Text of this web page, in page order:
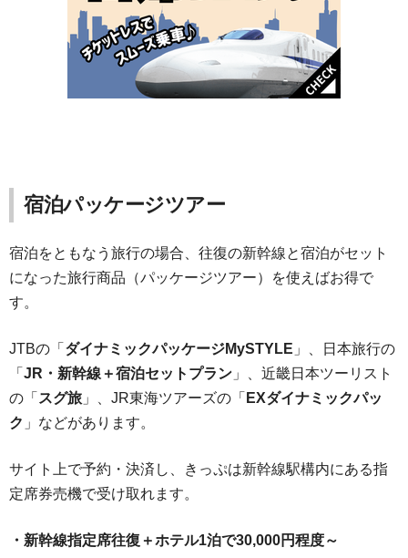
宿泊パッケージツアー
宿泊をともなう旅行の場合、往復の新幹線と宿泊がセット
になった旅行商品（パッケージツアー）を使えばお得で
す。
JTBの「 ダイナミックパッケージMySTYLE 」、日本旅行の
「 JR・新幹線＋宿泊セットプラン 」、近畿日本ツーリスト
の「 スグ旅 」、JR東海ツアーズの「 EXダイナミックパッ
ク 」などがあります。
サイト上で予約・決済し、きっぷは新幹線駅構内にある指
定席券売機で受け取れます。
・新幹線指定席往復＋ホテル1泊で30,000円程度～